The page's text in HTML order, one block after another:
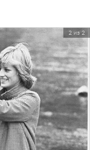
2 из 2